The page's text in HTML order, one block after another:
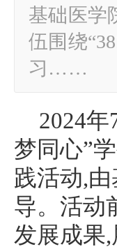
基础医学
伍围绕
习……
2024
梦同心”
践活动,
导。活动
发展成果